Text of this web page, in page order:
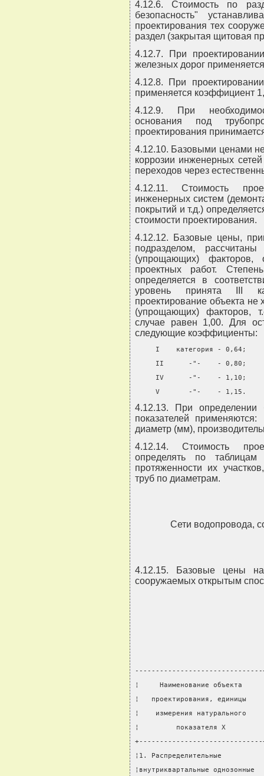
4.12.6. Стоимость по
безопасность"
проектирования тех
раздел (закрытая щитовая
4.12.7. При
железных дорог
4.12.8. При
применяется коэффициент
4.12.9. При
основания под
проектирования
4.12.10. Базовыми ценами
коррозии инженерных
переходов через
4.12.11. Стоимость
инженерных систем
покрытий и т.д.)
стоимости проектирования.
4.12.12. Базовые цены,
подразделом,
(упрощающих) факторов,
проектных работ.
определяется в
уровень принята III
проектирование объекта
(упрощающих) факторов,
случае равен 1,00. Для
следующие коэффициенты:
     I    категория - 0,64;
     II      -"-    - 0,80;
     IV      -"-    - 1,10;
     V       -"-    - 1,15.
4.12.13. При определении
показателей
диаметр (мм),
4.12.14. Стоимость
определять по
протяженности их
труб по диаметрам.
Сети водопровода,
4.12.15. Базовые цены на
сооружаемых открытым
-------------------------------
¦     Наименование объекта
¦   проектирования, единицы
¦    измерения
¦         показателя X
¦1. Распределительные
¦внутриквартальные